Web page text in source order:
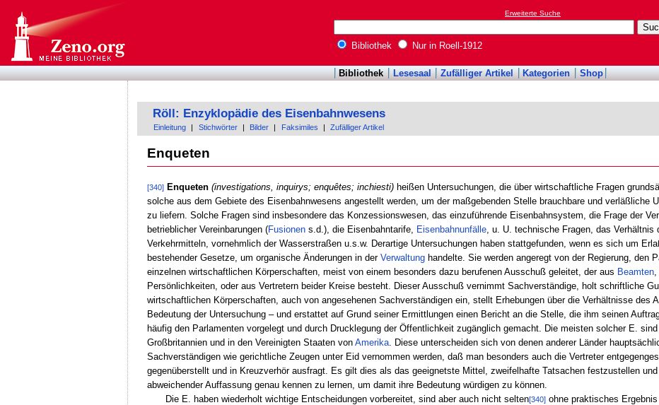
Erweiterte Suche
Bibliothek Nur in Roell-1912
Bibliothek Lesesaal Zufälliger Artikel Kategorien Shop
Röll: Enzyklopädie des Eisenbahnwesens
Einleitung Stichwörter Bilder Faksimiles Zufälliger Artikel
Enqueten
[340] Enqueten (investigations, inquirys; enquêtes; inchiesti)heißen Untersuchungen, die über wirtschaftliche Fragen
solche aus dem Gebiete des Eisenbahnwesens angestellt werden, um der maßgebenden Stelle brauchbare und verläßliche
zu liefern. Solche Fragen sind insbesondere das Konzessionswesen, das einzuführende Eisenbahnsystem, die Frage der
betrieblicher Vereinbarungen (Fusionens.d.), die Eisenbahntarife, Eisenbahnunfälle, u. U. technische Fragen, das Verhältnis
Verkehrmitteln, vornehmlich der Wasserstraßen u.s.w. Derartige Untersuchungen haben stattgefunden, wenn es sich um
bestehender Gesetze, um organische Änderungen in der Verwaltunghandelte. Sie werden angeregt von der Regierung, den
einzelnen wirtschaftlichen Körperschaften, meist von einem besonders dazu berufenen Ausschuß geleitet, der aus Beamten,
Persönlichkeiten, oder aus Vertretern beider Kreise besteht. Dieser Ausschuß vernimmt Sachverständige, holt schriftliche
wirtschaftlichen Körperschaften, auch von angesehenen Sachverständigen ein, stellt Erhebungen über die Verhältnisse des
Bedeutung der Untersuchung – und erstattet auf Grund seiner Ermittlungen einen Bericht an die Stelle, die ihm seinen
häufig den Parlamenten vorgelegt und durch Drucklegung der Öffentlichkeit zugänglich gemacht. Die meisten solcher E.
Großbritannien und in den Vereinigten Staaten von Amerika. Diese unterscheiden sich von denen anderer Länder
Sachverständigen wie gerichtliche Zeugen unter Eid vernommen werden, daß man besonders auch die Vertreter
gegenüberstellt und in Kreuzverhör ausfragt. Es gilt dies als das geeignetste Mittel, zweifelhafte Tatsachen festzustellen
abweichender Auffassung genau kennen zu lernen, um damit ihre Bedeutung würdigen zu können.
Die E. haben wiederholt wichtige Entscheidungen vorbereitet, sind aber auch nicht selten[340] ohne praktisches